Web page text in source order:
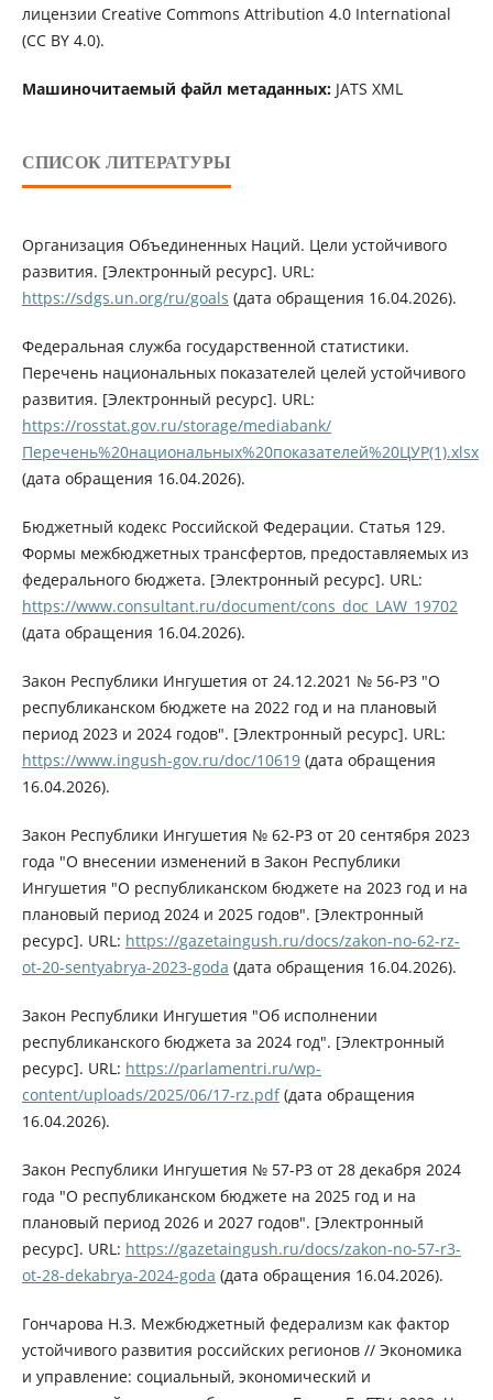
лицензии Creative Commons Attribution 4.0 International
(CC BY 4.0).
Машиночитаемый файл метаданных:JATS XML
СПИСОК ЛИТЕРАТУРЫ
Организация Объединенных Наций. Цели устойчивого
развития. [Электронный ресурс]. URL:
https://sdgs.un.org/ru/goals (дата обращения 16.04.2026).
Федеральная служба государственной статистики.
Перечень национальных показателей целей устойчивого
развития. [Электронный ресурс]. URL:
https://rosstat.gov.ru/storage/mediabank/
Перечень%20национальных%20показателей%20ЦУР(1).xlsx
(дата обращения 16.04.2026).
Бюджетный кодекс Российской Федерации. Статья 129.
Формы межбюджетных трансфертов, предоставляемых из
федерального бюджета. [Электронный ресурс]. URL:
https://www.consultant.ru/document/cons_doc_LAW_19702
(дата обращения 16.04.2026).
Закон Республики Ингушетия от 24.12.2021 № 56-РЗ "О
республиканском бюджете на 2022 год и на плановый
период 2023 и 2024 годов". [Электронный ресурс]. URL:
https://www.ingush-gov.ru/doc/10619(дата обращения
16.04.2026).
Закон Республики Ингушетия № 62-РЗ от 20 сентября 2023
года "О внесении изменений в Закон Республики
Ингушетия "О республиканском бюджете на 2023 год и на
плановый период 2024 и 2025 годов". [Электронный
ресурс]. URL: https://gazetaingush.ru/docs/zakon-no-62-rz-
ot-20-sentyabrya-2023-goda (дата обращения 16.04.2026).
Закон Республики Ингушетия "Об исполнении
республиканского бюджета за 2024 год". [Электронный
ресурс]. URL: https://parlamentri.ru/wp-
content/uploads/2025/06/17-rz.pdf(дата обращения
16.04.2026).
Закон Республики Ингушетия № 57-РЗ от 28 декабря 2024
года "О республиканском бюджете на 2025 год и на
плановый период 2026 и 2027 годов". [Электронный
ресурс]. URL: https://gazetaingush.ru/docs/zakon-no-57-r3-
ot-28-dekabrya-2024-goda (дата обращения 16.04.2026).
Гончарова Н.З. Межбюджетный федерализм как фактор
устойчивого развития российских регионов // Экономика
и управление: социальный, экономический и